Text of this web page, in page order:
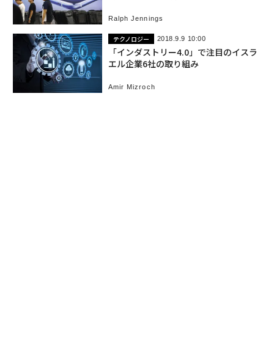
Ralph Jennings
テクノロジー 2018.9.9 10:00
「インダストリー4.0」で注目のイスラ
エル企業6社の取り組み
Amir Mizroch